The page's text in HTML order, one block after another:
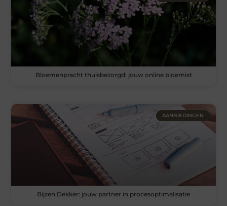
Bloemenpracht thuisbezorgd: jouw online bloemist
AANBIEDINGEN
Bijzen Dekker: jouw partner in procesoptimalisatie